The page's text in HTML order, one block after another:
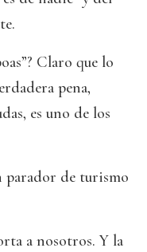
Claro que lo
pena,
es uno de los
parador de turismo
a nosotros. Y la